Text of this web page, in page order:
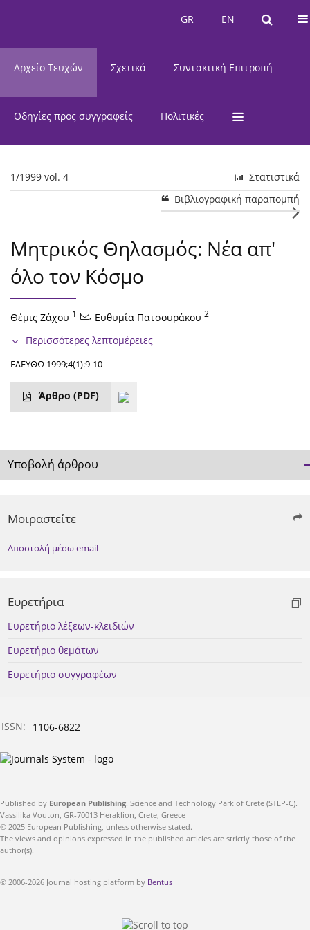
EN
GR EN
GR
Αρχείο Τευχών Σχετικά Συντακτική Επιτροπή
Οδηγίες προς συγγραφείς Πολιτικές
1/1999 vol. 4
Στατιστικά
Βιβλιογραφική παραπομπή
Μητρικός Θηλασμός: Νέα απ'
όλο τον Κόσμο
Θέμις Ζάχου 1 , Ευθυμία Πατσουράκου 2
Περισσότερες λεπτομέρειες
ΕΛΕΥΘΩ 1999;4(1):9-10
Άρθρο (PDF)
Υποβολή άρθρου
Μοιραστείτε
Αποστολή μέσω email
Ευρετήρια
Ευρετήριο λέξεων-κλειδιών
Ευρετήριο θεμάτων
Ευρετήριο συγγραφέων
ISSN: 1106-6822
Published by European Publishing. Science and Technology Park of Crete (STEP-C).
Vassilika Vouton, GR-70013 Heraklion, Crete, Greece
© 2025 European Publishing, unless otherwise stated.
The views and opinions expressed in the published articles are strictly those of the
author(s).
© 2006-2026 Journal hosting platform by Bentus